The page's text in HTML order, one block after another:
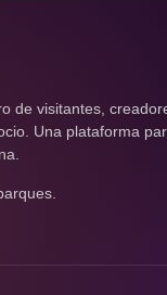
de visitantes,
Una plataforma